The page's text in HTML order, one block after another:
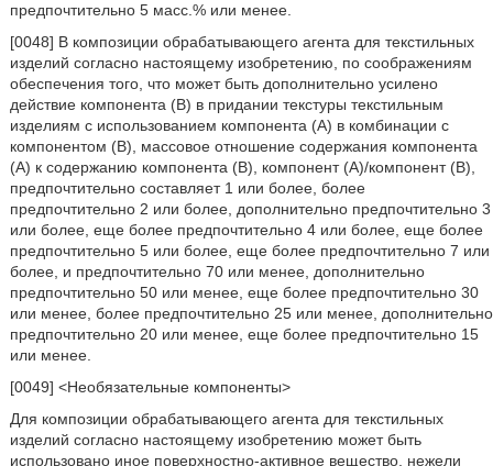
предпочтительно 5 масс.% или менее.
[0048] В композиции обрабатывающего агента для текстильных
изделий согласно настоящему изобретению, по соображениям
обеспечения того, что может быть дополнительно усилено
действие компонента (В) в придании текстуры текстильным
изделиям с использованием компонента (А) в комбинации с
компонентом (В), массовое отношение содержания компонента
(А) к содержанию компонента (В), компонент (А)/компонент (В),
предпочтительно составляет 1 или более, более
предпочтительно 2 или более, дополнительно предпочтительно 3
или более, еще более предпочтительно 4 или более, еще более
предпочтительно 5 или более, еще более предпочтительно 7 или
более, и предпочтительно 70 или менее, дополнительно
предпочтительно 50 или менее, еще более предпочтительно 30
или менее, более предпочтительно 25 или менее, дополнительно
предпочтительно 20 или менее, еще более предпочтительно 15
или менее.
[0049] <Необязательные компоненты>
Для композиции обрабатывающего агента для текстильных
изделий согласно настоящему изобретению может быть
использовано иное поверхностно-активное вещество, нежели